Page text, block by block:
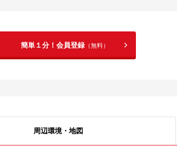
簡単１分！会員登録 （無料）
周辺環境・地図